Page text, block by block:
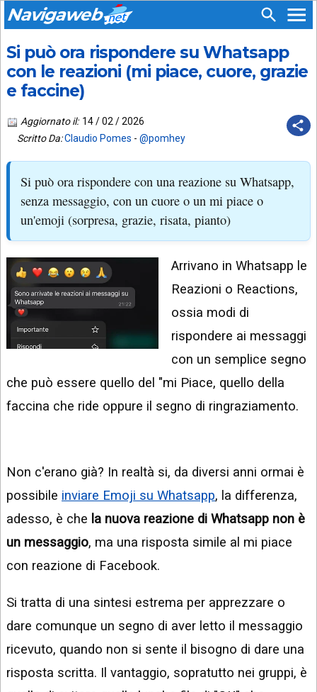
Navigaweb
HOME
CHI
SIAMO
CHIEDI
SUPPORTO
PIÙ
LETTI
POST
ARCHIVIO
IPHONE
APPS
APPS
WINDOWS
WEB
SEGUICI
SU:
APP
EMAIL
TIKTOK
FACEBOOK
YOUTUBE
X
INSTAGRAM
GOOGLE
LINKEDIN
Si può ora rispondere su Whatsapp
con le reazioni (mi piace, cuore, grazie
e faccine)
Aggiornato il: 14 / 02 / 2026
Scritto Da:Claudio Pomes - @pomhey
Si può ora rispondere con una reazione su Whatsapp,
senza messaggio, con un cuore o un mi piace o
un'emoji (sorpresa, grazie, risata, pianto)
Arrivano in Whatsapp le
Reazioni o Reactions,
ossia modi di
rispondere ai messaggi
con un semplice segno
che può essere quello del "mi Piace, quello della
faccina che ride oppure il segno di ringraziamento.
Non c'erano già? In realtà si, da diversi anni ormai è
possibile inviare Emoji su Whatsapp, la differenza,
adesso, è che la nuova reazione di Whatsapp non è
un messaggio, ma una risposta simile al mi piace
con reazione di Facebook.
Si tratta di una sintesi estrema per apprezzare o
dare comunque un segno di aver letto il messaggio
ricevuto, quando non si sente il bisogno di dare una
risposta scritta. Il vantaggio, sopratutto nei gruppi, è